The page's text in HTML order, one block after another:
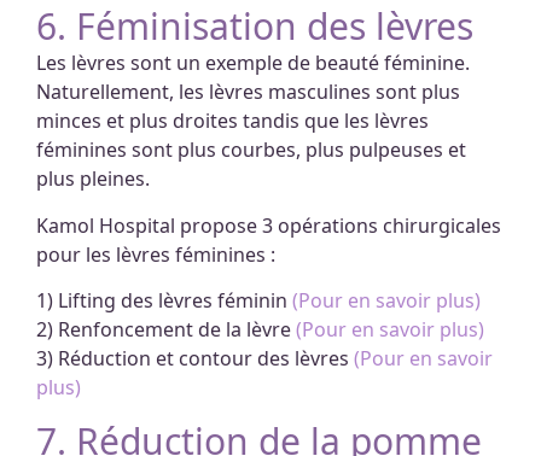
6. Féminisation des lèvres
Les lèvres sont un exemple de beauté féminine.
Naturellement, les lèvres masculines sont plus
minces et plus droites tandis que les lèvres
féminines sont plus courbes, plus pulpeuses et
plus pleines.
Kamol Hospital propose 3 opérations chirurgicales
pour les lèvres féminines :
1) Lifting des lèvres féminin (Pour en savoir plus)
2) Renfoncement de la lèvre(Pour en savoir plus)
3) Réduction et contour des lèvres (Pour en savoir
plus)
7. Réduction de la pomme